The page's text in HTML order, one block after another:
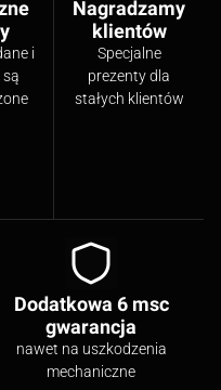
i
są
Nagradzamy
klientów
Specjalne
prezenty dla
stałych klientów
Dodatkowa 6 msc
gwarancja
nawet na uszkodzenia
mechaniczne